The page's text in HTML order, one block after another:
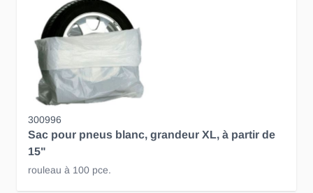
300996
Sac pour pneus blanc, grandeur XL, à partir de
15"
rouleau à 100 pce.